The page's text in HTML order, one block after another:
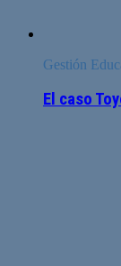
Gestión
El caso